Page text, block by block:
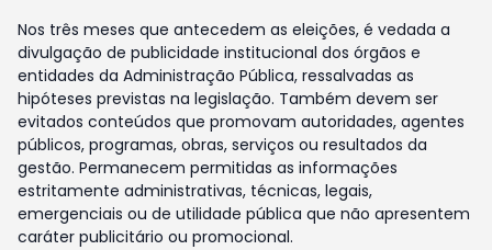
Nos três meses que antecedem as eleições, é vedada a
divulgação de publicidade institucional dos órgãos e
entidades da Administração Pública, ressalvadas as
hipóteses previstas na legislação. Também devem ser
evitados conteúdos que promovam autoridades, agentes
públicos, programas, obras, serviços ou resultados da
gestão. Permanecem permitidas as informações
estritamente administrativas, técnicas, legais,
emergenciais ou de utilidade pública que não apresentem
caráter publicitário ou promocional.